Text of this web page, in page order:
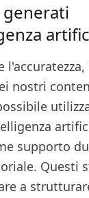
l'accuratezza,
nostri
supporto
Questi
a